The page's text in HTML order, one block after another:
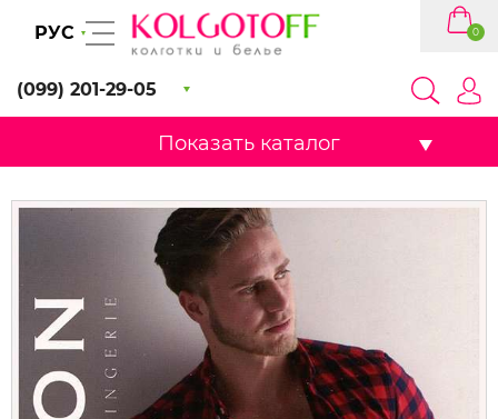
РУС
(099) 201-29-05
0
Показать каталог